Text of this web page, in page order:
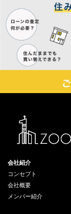
会社紹介
コンセプト
会社概要
メンバー紹介